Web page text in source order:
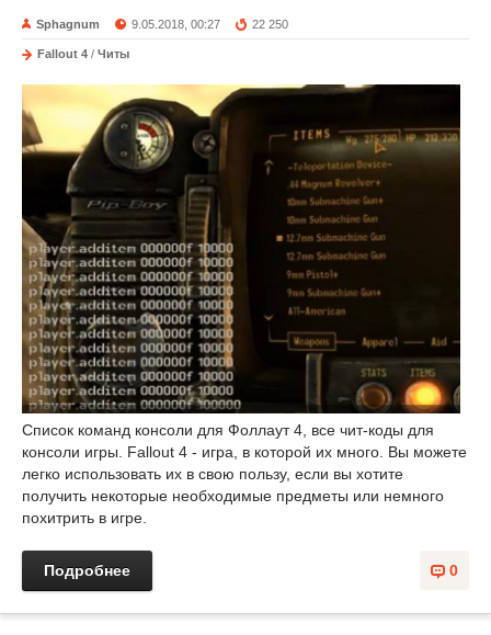
Sphagnum 9.05.2018, 00:27 22 250
Fallout 4 / Читы
Список команд консоли для Фоллаут 4, все чит-коды для
консоли игры. Fallout 4 - игра, в которой их много. Вы можете
легко использовать их в свою пользу, если вы хотите
получить некоторые необходимые предметы или немного
похитрить в игре.
0
Подробнее